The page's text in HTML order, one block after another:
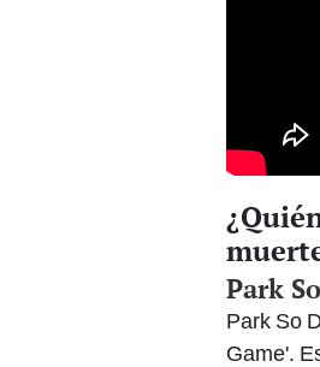
Park
Park So
Game'.